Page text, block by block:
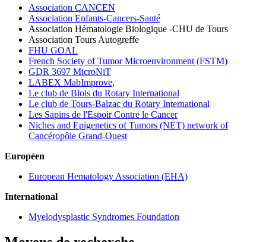
Association CANCEN
Association Enfants-Cancers-Santé
Association Hématologie Biologique -CHU de Tours
Association Tours Autogreffe
FHU GOAL
French Society of Tumor Microenvironment (FSTM)
GDR 3697 MicroNiT
LABEX MabImprove,
Le club de Blois du Rotary International
Le club de Tours-Balzac du Rotary International
Les Sapins de l'Espoir Contre le Cancer
Niches and Epigenetics of Tumors (NET) network of
Cancéropôle Grand-Ouest
Européen
European Hematology Association (EHA)
International
Myelodysplastic Syndromes Foundation